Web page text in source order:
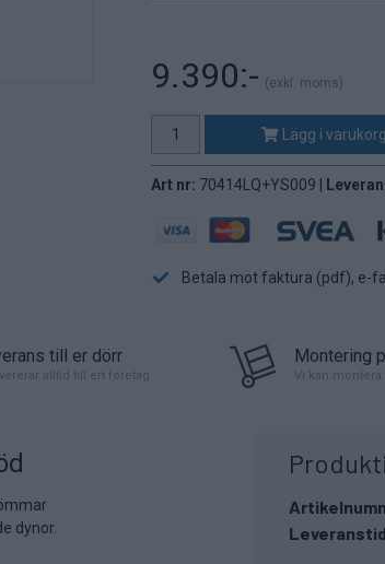
9.390:- (exkl. moms)
Lägg i varukorg
Art nr: 70414LQ+YS009 |
Betala mot faktura (pdf), e-
till er dörr
alltid till ert företag
Montering
Vi kan
dynor.